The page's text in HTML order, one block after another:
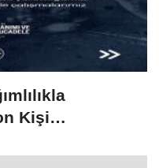
Kişi